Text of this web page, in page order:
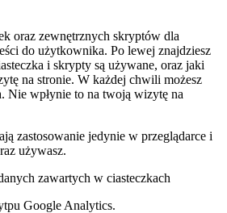
oraz zewnętrznych skryptów dla
do użytkownika. Po lewej znajdziesz
i skrypty są używane, oraz jaki
na stronie. W każdej chwili możesz
Nie wpłynie to na twoją wizytę na
zastosowanie jedynie w przeglądarce i
używasz.
zawartych w ciasteczkach
Google Analytics.